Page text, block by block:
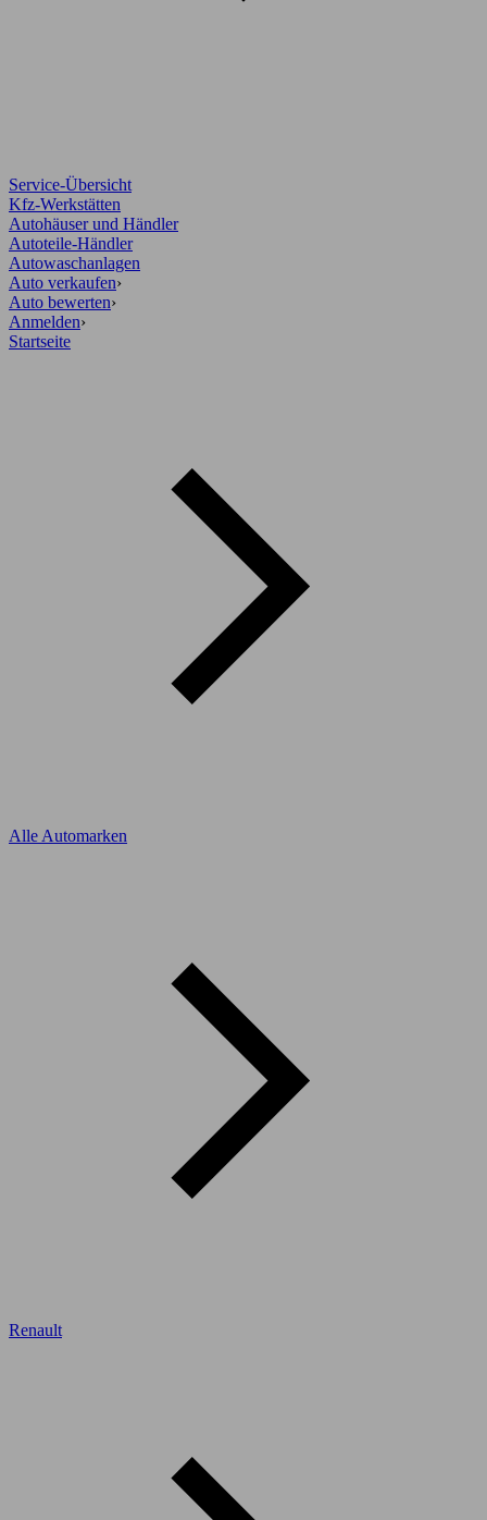
Service-Übersicht
Kfz-Werkstätten
Autohäuser und Händler
Autoteile-Händler
Autowaschanlagen
Auto verkaufen›
Auto bewerten›
Anmelden›
Startseite
Alle Automarken
Renault